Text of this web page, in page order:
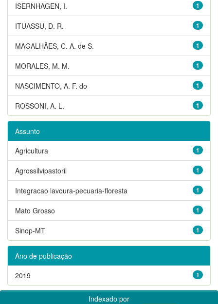
1
ISERNHAGEN, I.
1
ITUASSU, D. R.
1
MAGALHÃES, C. A. de S.
1
MORALES, M. M.
1
NASCIMENTO, A. F. do
1
ROSSONI, A. L.
Assunto
1
Agricultura
1
Agrossilvipastoril
1
Integracao lavoura-pecuaria-floresta
1
Mato Grosso
1
Sinop-MT
Ano de publicação
1
2019
Indexado por